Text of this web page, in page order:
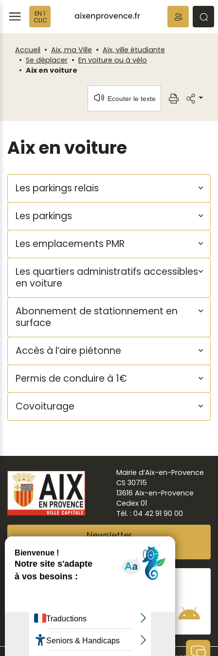
EN 1
CLIC
Accueil Aix, ma Ville
Aix, ville étudiante
Se déplacer
En voiture ou à vélo
Aix en voiture
Ecouter le texte
Aix en voiture
Les parkings relais
Les parkings
Les emplacements PMR
Les quartiers administratifs accessibles
en voiture
Abonnement de stationnement en
surface
Accès à l’aire piétonne
Permis de conduire à 1€
Covoiturage
Mairie d’Aix-en-Provence
CS 30715
13616 Aix-en-Provence
Cedex 01
Tél. : 04 42 91 90 00
Newsletter
Suivre Aix ma ville
Fenêtre
de
chat
Panneau de gestion des cookies